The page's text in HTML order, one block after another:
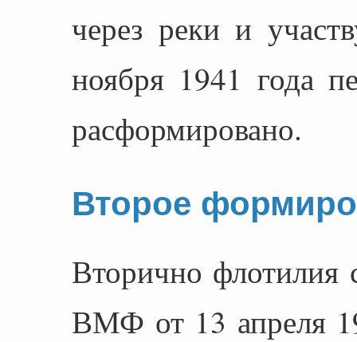
через реки и
ноября 1941 года
расформировано.
Второе
Вторично флотилия
ВМФ от 13 апреля